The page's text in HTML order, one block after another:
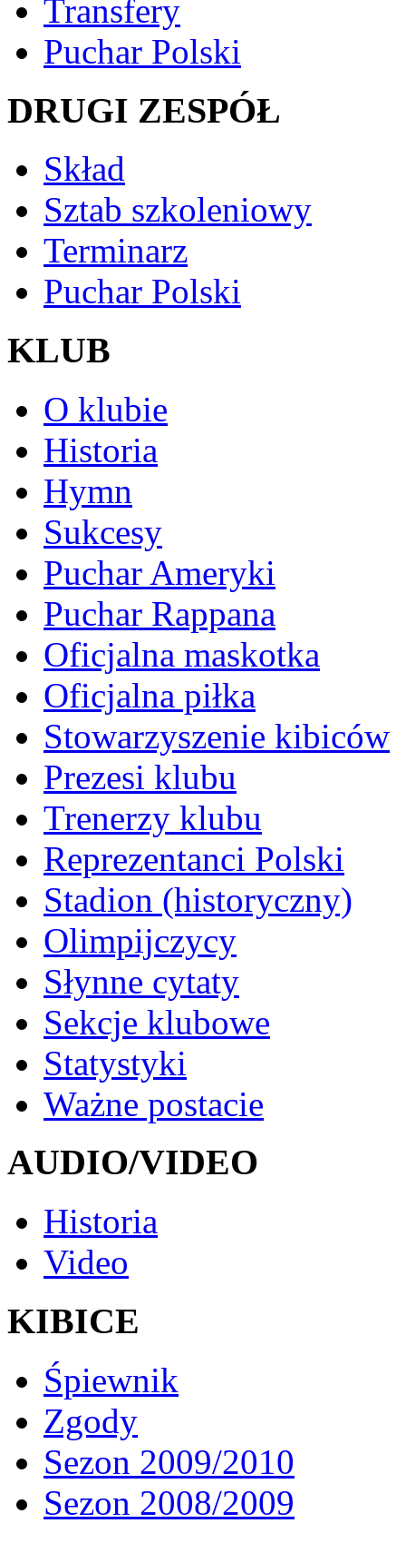
Transfery
Puchar Polski
DRUGI ZESPÓŁ
Skład
Sztab szkoleniowy
Terminarz
Puchar Polski
KLUB
O klubie
Historia
Hymn
Sukcesy
Puchar Ameryki
Puchar Rappana
Oficjalna maskotka
Oficjalna piłka
Stowarzyszenie kibiców
Prezesi klubu
Trenerzy klubu
Reprezentanci Polski
Stadion (historyczny)
Olimpijczycy
Słynne cytaty
Sekcje klubowe
Statystyki
Ważne postacie
AUDIO/VIDEO
Historia
Video
KIBICE
Śpiewnik
Zgody
Sezon 2009/2010
Sezon 2008/2009